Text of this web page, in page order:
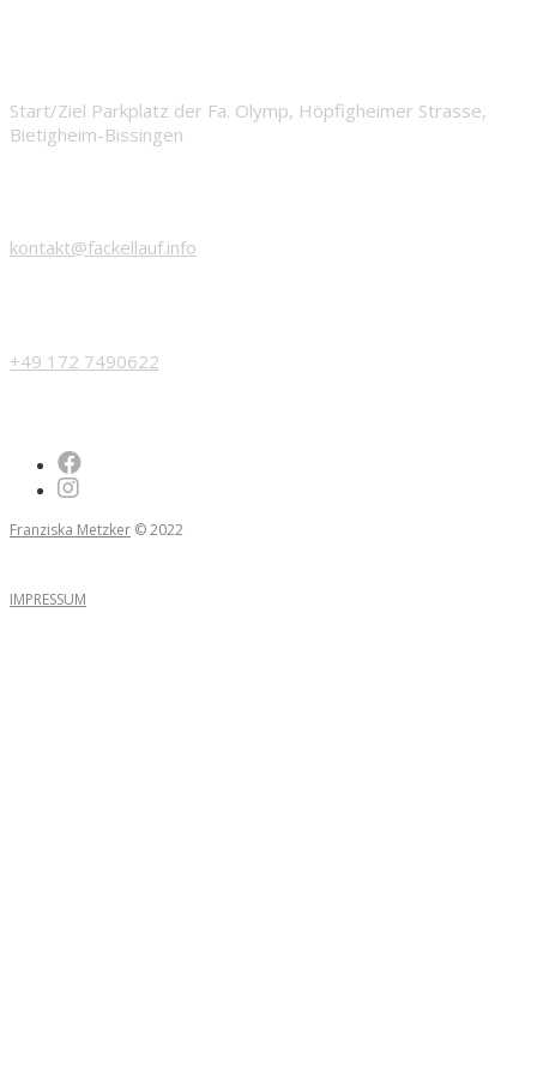
Start/Ziel Parkplatz der Fa. Olymp, Höpfigheimer Strasse,
Bietigheim-Bissingen
kontakt@fackellauf.info
+49 172 7490622
Franziska Metzker © 2022
IMPRESSUM